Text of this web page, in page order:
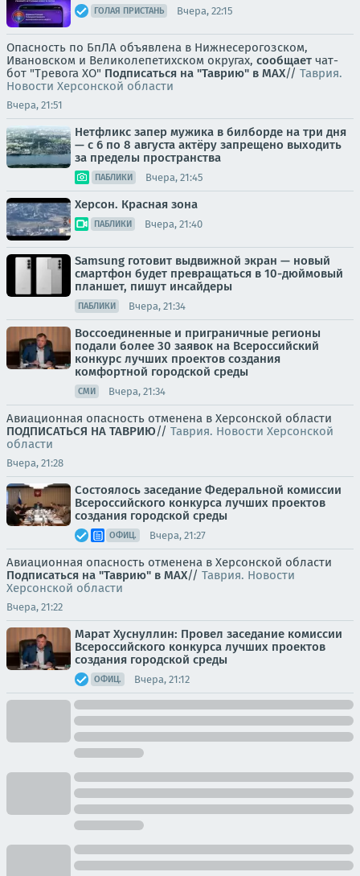
ГОЛАЯ ПРИСТАНЬ Вчера, 22:15
Опасность по БпЛА объявлена в Нижнесерогозском,
Ивановском и Великолепетихском округах, сообщает чат-
бот "Тревога ХО" Подписаться на "Таврию" в MAX// Таврия.
Новости Херсонской области
Вчера, 21:51
Нетфликс запер мужика в билборде на три дня
— с 6 по 8 августа актёру запрещено выходить
за пределы пространства
ПАБЛИКИ Вчера, 21:45
Херсон. Красная зона
ПАБЛИКИ Вчера, 21:40
Samsung готовит выдвижной экран — новый
смартфон будет превращаться в 10-дюймовый
планшет, пишут инсайдеры
ПАБЛИКИ Вчера, 21:34
Воссоединенные и приграничные регионы
подали более 30 заявок на Всероссийский
конкурс лучших проектов создания
комфортной городской среды
СМИ Вчера, 21:34
Авиационная опасность отменена в Херсонской области
ПОДПИСАТЬСЯ НА ТАВРИЮ// Таврия. Новости Херсонской
области
Вчера, 21:28
Состоялось заседание Федеральной комиссии
Всероссийского конкурса лучших проектов
создания городской среды
ОФИЦ. Вчера, 21:27
Авиационная опасность отменена в Херсонской области
Подписаться на "Таврию" в MAX// Таврия. Новости
Херсонской области
Вчера, 21:22
Марат Хуснуллин: Провел заседание комиссии
Всероссийского конкурса лучших проектов
создания городской среды
ОФИЦ. Вчера, 21:12